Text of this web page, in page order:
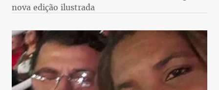
nova edição ilustrada